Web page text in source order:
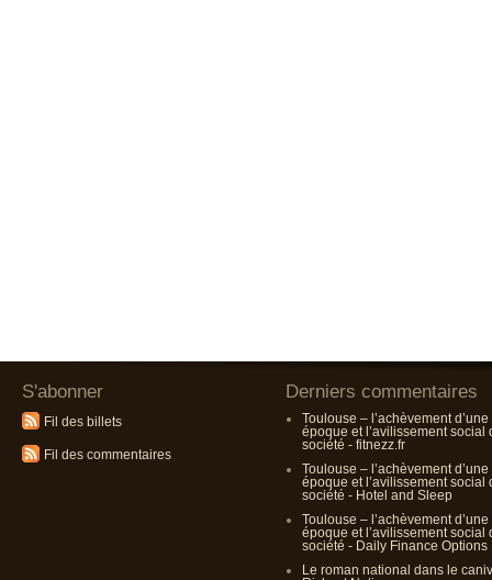
S'abonner
Fil des billets
Fil des commentaires
Derniers commentaires
Toulouse – l’achèvement d’une
époque et l’avilissement social
société - fitnezz.fr
Toulouse – l’achèvement d’une
époque et l’avilissement social
société - Hotel and Sleep
Toulouse – l’achèvement d’une
époque et l’avilissement social
société - Daily Finance Options
Le roman national dans le